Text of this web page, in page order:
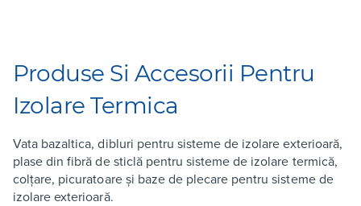
Produse Si Accesorii Pentru
Izolare Termica
Vata bazaltica, dibluri pentru sisteme de izolare exterioară,
plase din fibră de sticlă pentru sisteme de izolare termică,
colțare, picuratoare și baze de plecare pentru sisteme de
izolare exterioară.